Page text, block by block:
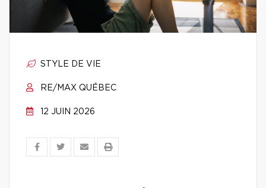
STYLE DE VIE
RE/MAX QUÉBEC
12 JUIN 2026